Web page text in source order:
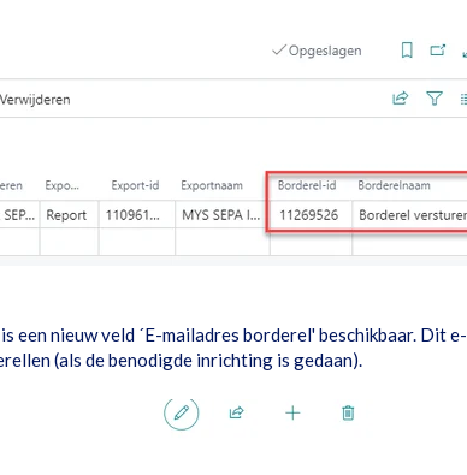
een nieuw veld ´E-mailadres borderel' beschikbaar. Dit e-
(als de benodigde inrichting is gedaan).